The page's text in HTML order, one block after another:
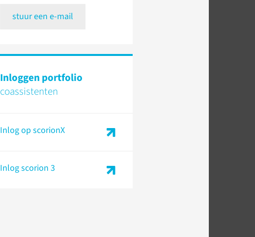
stuur een e-mail
Inloggen portfolio
coassistenten
Inlog op scorionX
Inlog scorion 3